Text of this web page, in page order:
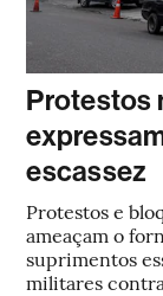
Protestos
escassez
Protestos e
ameaçam o
suprimentos
militares